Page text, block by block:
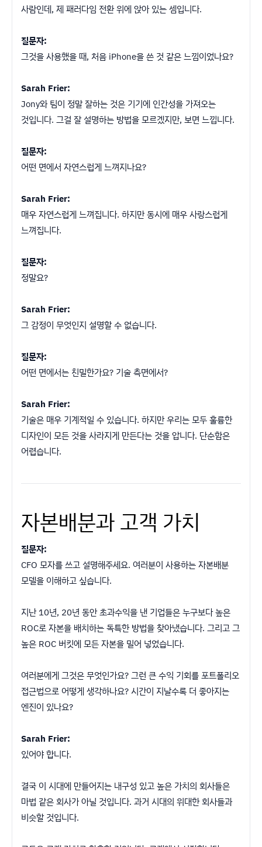
사람인데, 제 패러다임 전환 위에 앉아 있는 셈입니다.
질문자:
그것을 사용했을 때, 처음 iPhone을 쓴 것 같은 느낌이었나요?
Sarah Frier:
Jony와 팀이 정말 잘하는 것은 기기에 인간성을 가져오는
것입니다. 그걸 잘 설명하는 방법을 모르겠지만, 보면 느낍니다.
질문자:
어떤 면에서 자연스럽게 느껴지나요?
Sarah Frier:
매우 자연스럽게 느껴집니다. 하지만 동시에 매우 사랑스럽게
느껴집니다.
질문자:
정말요?
Sarah Frier:
그 감정이 무엇인지 설명할 수 없습니다.
질문자:
어떤 면에서는 친밀한가요? 기술 측면에서?
Sarah Frier:
기술은 매우 기계적일 수 있습니다. 하지만 우리는 모두 훌륭한
디자인이 모든 것을 사라지게 만든다는 것을 압니다. 단순함은
어렵습니다.
자본배분과 고객 가치
질문자:
CFO 모자를 쓰고 설명해주세요. 여러분이 사용하는 자본배분
모델을 이해하고 싶습니다.
지난 10년, 20년 동안 초과수익을 낸 기업들은 누구보다 높은
ROC로 자본을 배치하는 독특한 방법을 찾아냈습니다. 그리고 그
높은 ROC 버킷에 모든 자본을 밀어 넣었습니다.
여러분에게 그것은 무엇인가요? 그런 큰 수익 기회를 포트폴리오
접근법으로 어떻게 생각하나요? 시간이 지날수록 더 좋아지는
엔진이 있나요?
Sarah Frier:
있어야 합니다.
결국 이 시대에 만들어지는 내구성 있고 높은 가치의 회사들은
마법 같은 회사가 아닐 것입니다. 과거 시대의 위대한 회사들과
비슷할 것입니다.